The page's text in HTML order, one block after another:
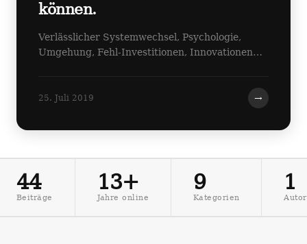
können.
Verlässlicher Systemwechsel, Psychologie,
Umgehung, Fehl-Investitionen, Innovationen…
25. Juli 2019 →
44
Beiträge
13+
Jahre online
9
Kategorien
1
Autor